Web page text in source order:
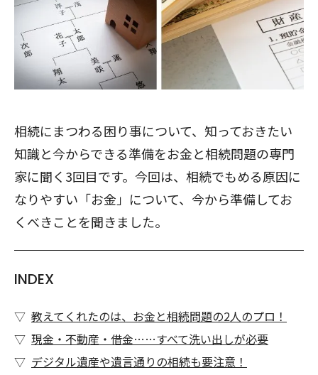
相続にまつわる困り事について、知っておきたい
知識と今からできる準備をお金と相続問題の専門
家に聞く3回目です。今回は、相続でもめる原因に
なりやすい「お金」について、今から準備してお
くべきことを聞きました。
INDEX
教えてくれたのは、お金と相続問題の2人のプロ！
現金・不動産・借金……すべて洗い出しが必要
デジタル遺産や遺言通りの相続も要注意！